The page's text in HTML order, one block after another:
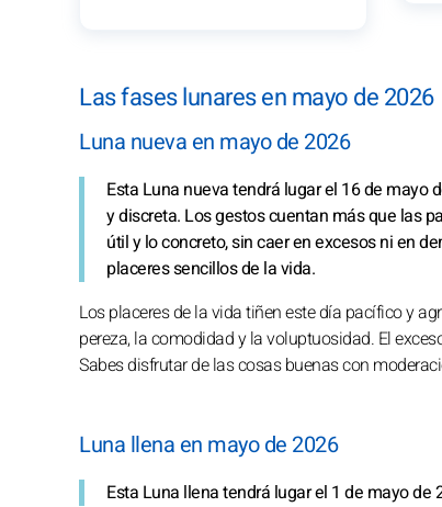
Las fases lunares en mayo de 2026
Luna nueva en mayo de 2026
Esta Luna nueva tendrá lugar el 16 de mayo
y discreta. Los gestos cuentan más que las
útil y lo concreto, sin caer en excesos ni en
placeres sencillos de la vida.
Los placeres de la vida tiñen este día pacífico y
pereza, la comodidad y la voluptuosidad. El
Sabes disfrutar de las cosas buenas con
Luna llena en mayo de 2026
Esta Luna llena tendrá lugar el 1 de mayo de